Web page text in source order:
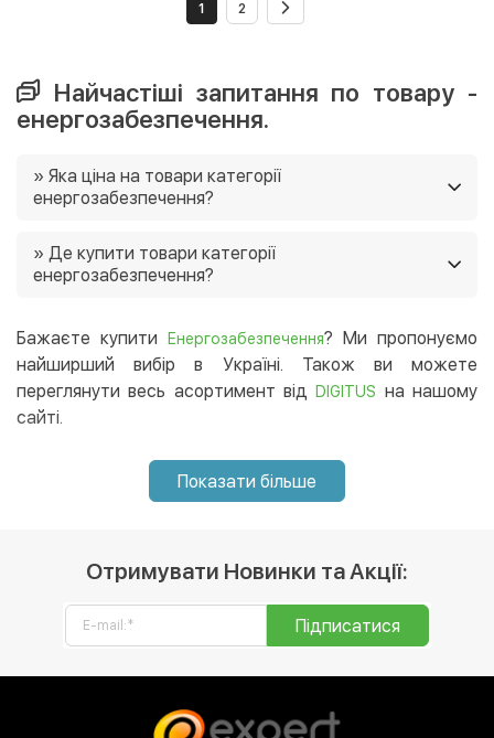
1 2
Найчастіші запитання по товару -
енергозабезпечення.
» Яка ціна на товари категорії
енергозабезпечення?
магазині від 576 грн. Ще у нас постійно діють акції, і
часто є можливість придбати товар зі знижками 🙂
» Де купити товари категорії
енергозабезпечення?
енергозабезпечення в нашому інтернет-магазині, і ми
доставимо їх в будь-який регіон України. 😉
Бажаєте купити Енергозабезпечення? Ми пропонуємо
найширший вибір в Україні. Також ви можете
переглянути весь асортимент відDIGITUS на нашому
сайті.
Показати більше
Отримувати Новинки та Акції:
Підписатися